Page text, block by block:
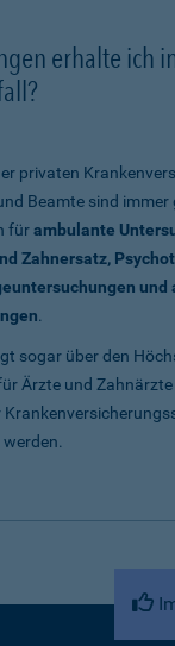
erhalte ich
privaten
Beamte sind immer
fürambulante
Zahnersatz,
und
.
sogar über den
Ärzte und Zahnärzte